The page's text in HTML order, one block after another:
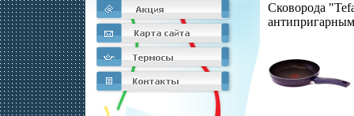
Сковорода
8513o.